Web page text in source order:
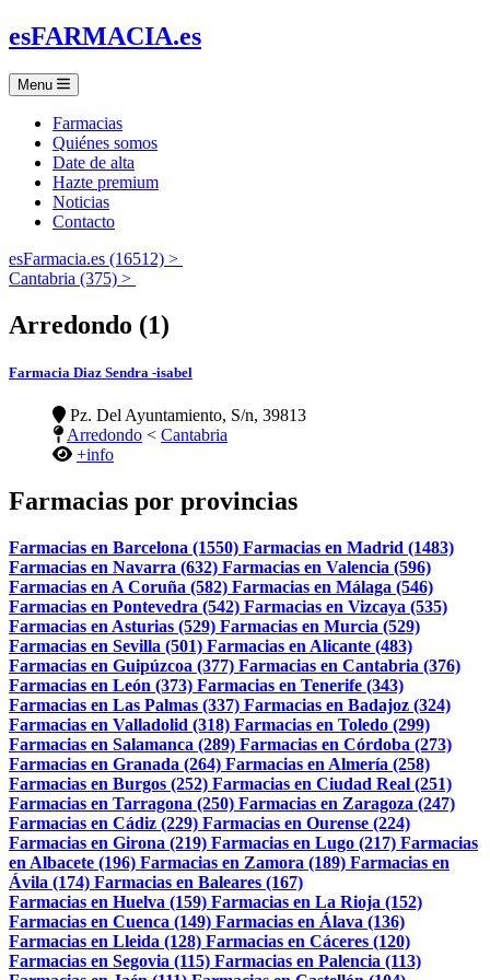
esFARMACIA.es
Menu
Farmacias
Quiénes somos
Date de alta
Hazte premium
Noticias
Contacto
esFarmacia.es (16512) >
Cantabria (375) >
Arredondo (1)
Farmacia Diaz Sendra -isabel
Pz. Del Ayuntamiento, S/n, 39813
Arredondo < Cantabria
+info
Farmacias por provincias
Farmacias en Barcelona (1550) Farmacias en Madrid (1483)
Farmacias en Navarra (632) Farmacias en Valencia (596)
Farmacias en A Coruña (582) Farmacias en Málaga (546)
Farmacias en Pontevedra (542) Farmacias en Vizcaya (535)
Farmacias en Asturias (529) Farmacias en Murcia (529)
Farmacias en Sevilla (501) Farmacias en Alicante (483)
Farmacias en Guipúzcoa (377) Farmacias en Cantabria (376)
Farmacias en León (373) Farmacias en Tenerife (343)
Farmacias en Las Palmas (337) Farmacias en Badajoz (324)
Farmacias en Valladolid (318) Farmacias en Toledo (299)
Farmacias en Salamanca (289) Farmacias en Córdoba (273)
Farmacias en Granada (264) Farmacias en Almería (258)
Farmacias en Burgos (252) Farmacias en Ciudad Real (251)
Farmacias en Tarragona (250) Farmacias en Zaragoza (247)
Farmacias en Cádiz (229) Farmacias en Ourense (224)
Farmacias en Girona (219) Farmacias en Lugo (217) Farmacias
en Albacete (196) Farmacias en Zamora (189) Farmacias en
Ávila (174) Farmacias en Baleares (167)
Farmacias en Huelva (159) Farmacias en La Rioja (152)
Farmacias en Cuenca (149) Farmacias en Álava (136)
Farmacias en Lleida (128) Farmacias en Cáceres (120)
Farmacias en Segovia (115) Farmacias en Palencia (113)